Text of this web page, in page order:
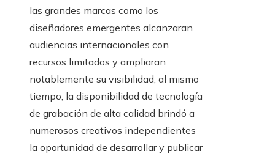
las grandes marcas como los
diseñadores emergentes alcanzaran
audiencias internacionales con
recursos limitados y ampliaran
notablemente su visibilidad; al mismo
tiempo, la disponibilidad de tecnología
de grabación de alta calidad brindó a
numerosos creativos independientes
la oportunidad de desarrollar y publicar